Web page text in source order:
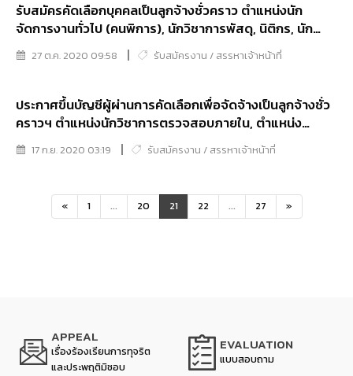
รับสมัครคัดเลือกบุคคลเป็นลูกจ้างชั่วคราว ตำแหน่งนัก
จัดการงานทั่วไป (คนพิการ), นักวิชาการพัสดุ, นิติกร, นัก
นิติวิทยาศาสตร์, ช่างภาพการแพทย์
27 ต.ค. 2020 09:58 รับสมัครงาน / สรรหาเจ้าหน้าที่
ประกาศขึ้นบัญชีผู้ผ่านการคัดเลือกเพื่อจัดจ้างเป็นลูกจ้างชั่ว
คราวฯ ตำแหน่งนักวิชาการตรวจสอบภายใน, ตำแหน่ง
บรรณารักษ์ และตำแหน่งนักนิติวิทยาศาสตร์
17 ก.ย. 2020 03:19 รับสมัครงาน / สรรหาเจ้าหน้าที่
« 1 ... 20 21 22 ... 27 »
APPEAL
เรื่องร้องเรียนการทุจริต
และประพฤติมิชอบ
EVALUATION
แบบสอบถาม